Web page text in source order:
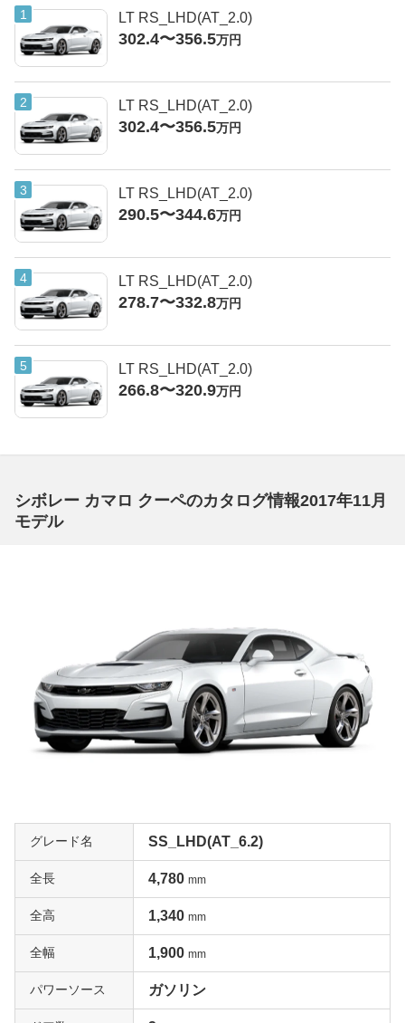
LT RS_LHD(AT_2.0)
302.4〜356.5万円
LT RS_LHD(AT_2.0)
302.4〜356.5万円
LT RS_LHD(AT_2.0)
290.5〜344.6万円
LT RS_LHD(AT_2.0)
278.7〜332.8万円
LT RS_LHD(AT_2.0)
266.8〜320.9万円
シボレー カマロ クーペのカタログ情報2017年11月
モデル
グレード名 SS_LHD(AT_6.2)
全長 4,780 mm
全高 1,340 mm
全幅 1,900 mm
パワーソース ガソリン